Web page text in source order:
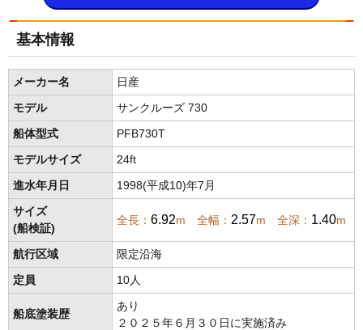
基本情報
メーカー名 日産
モデル サンクルーズ 730
船体型式 PFB730T
モデルサイズ 24ft
進水年月日 1998(平成10)年7月
サイズ
(船検証)
全長： 6.92m 全幅： 2.57m 全深： 1.40m
航行区域 限定沿海
定員 10人
船底塗装歴
あり
２０２５年６月３０日に実施済み